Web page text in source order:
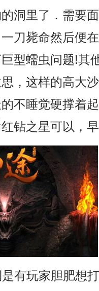
洞里了．需要
刀毙命然后便
型蠕虫问题!其
，这样的高大
不睡觉硬撑着
钻之星可以，
有玩家胆肥想